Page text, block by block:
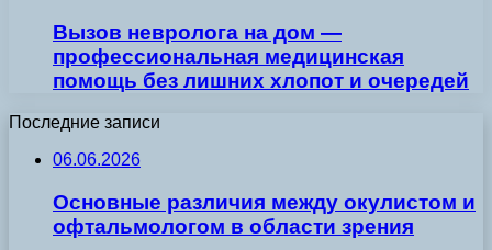
Вызов невролога на дом —
профессиональная медицинская
помощь без лишних хлопот и очередей
Последние записи
06.06.2026
Основные различия между окулистом и
офтальмологом в области зрения